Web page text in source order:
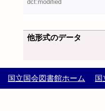
dct:modified
他形式のデータ
国立国会図書館ホーム 国